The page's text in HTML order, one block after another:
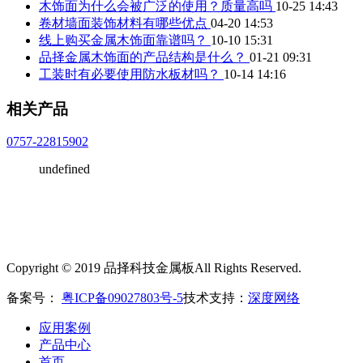
木饰面为什么会被广泛的使用？质量高吗 10-25 14:43
卷材墙面装饰材料有哪些优点 04-20 14:53
线上购买金属木饰面靠谱吗？ 10-10 15:31
品择金属木饰面的产品结构是什么？ 01-21 09:31
工装时有必要使用防水板材吗？ 10-14 14:16
相关产品
0757-22815902
undefined
Copyright © 2019 品择科技金属板All Rights Reserved.
备案号： 粤ICP备09027803号-5技术支持： 深度网络
应用案例
产品中心